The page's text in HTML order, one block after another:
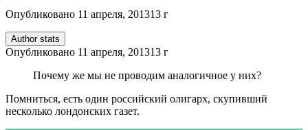
Опубликовано 11 апреля, 201313 г
Author stats
Опубликовано 11 апреля, 201313 г
Почему же мы не проводим аналогичное у них?
Помниться, есть один российский олигарх, скупивший
несколько лондонских газет.